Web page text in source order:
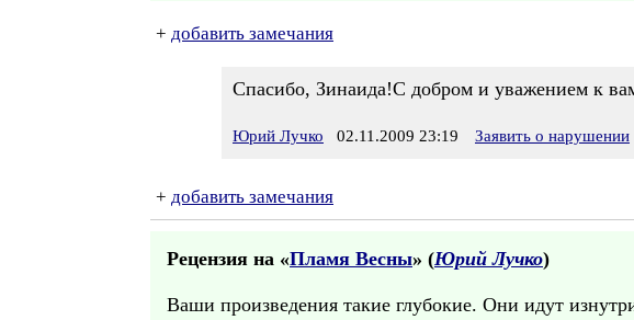
+ добавить замечания
Спасибо, Зинаида!С добром и уважением к
Юрий Лучко 02.11.2009 23:19 Заявить о нарушении
+ добавить замечания
Рецензия на «Пламя Весны» (Юрий Лучко)
Ваши произведения такие глубокие. Они идут